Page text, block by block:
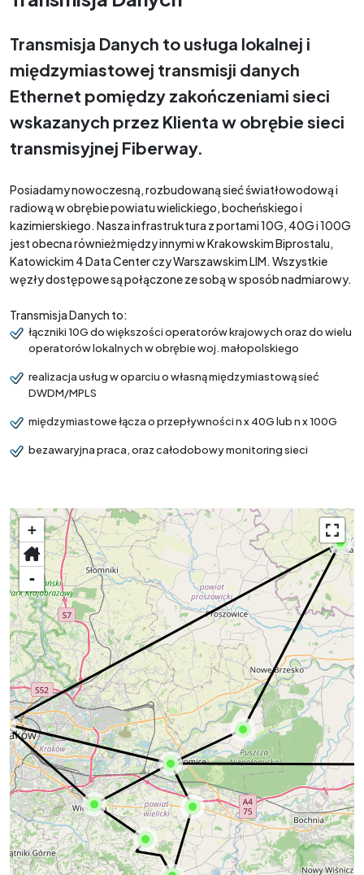
Transmisja Danych to usługa lokalnej i
międzymiastowej transmisji danych
Ethernet pomiędzy zakończeniami sieci
wskazanych przez Klienta w obrębie sieci
transmisyjnej Fiberway.
Posiadamy nowoczesną, rozbudowaną sieć światłowodową i
radiową w obrębie powiatu wielickiego, bocheńskiego i
kazimierskiego. Nasza infrastruktura z portami 10G, 40G i 100G
jest obecna również między innymi w Krakowskim Biprostalu,
Katowickim 4 Data Center czy Warszawskim LIM. Wszystkie
węzły dostępowe są połączone ze sobą w sposób nadmiarowy.
Transmisja Danych to:
łączniki 10G do większości operatorów krajowych oraz do wielu
operatorów lokalnych w obrębie woj. małopolskiego
realizacja usług w oparciu o własną międzymiastową sieć
DWDM/MPLS
międzymiastowe łącza o przepływności n x 40G lub n x 100G
bezawaryjna praca, oraz całodobowy monitoring sieci
+
-